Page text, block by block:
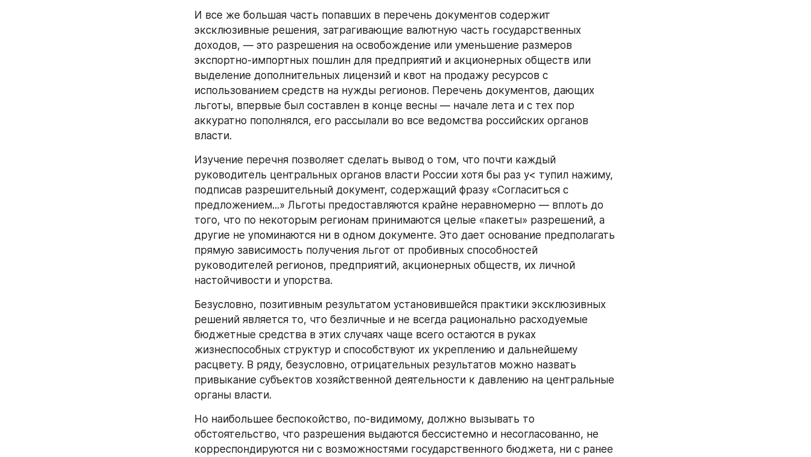
И все же большая часть попавших в перечень документов содержит
эксклюзивные решения, затрагивающие валютную часть государственных
доходов, — это разрешения на освобождение или уменьшение размеров
экспортно-импортных пошлин для предприятий и акционерных обществ или
выделение дополнительных лицензий и квот на продажу ресурсов с
использованием средств на нужды регионов. Перечень документов, дающих
льготы, впервые был составлен в конце весны — начале лета и с тех пор
аккуратно пополнялся, его рассылали во все ведомства российских органов
власти.
Изучение перечня позволяет сделать вывод о том, что почти каждый
руководитель центральных органов власти России хотя бы раз у< тупил нажиму,
подписав разрешительный документ, содержащий фразу «Согласиться с
предложением...» Льготы предоставляются крайне неравномерно — вплоть до
того, что по некоторым регионам принимаются целые «пакеты» разрешений, а
другие не упоминаются ни в одном документе. Это дает основание предполагать
прямую зависимость получения льгот от пробивных способностей
руководителей регионов, предприятий, акционерных обществ, их личной
настойчивости и упорства.
Безусловно, позитивным результатом установившейся практики эксклюзивных
решений является то, что безличные и не всегда рационально расходуемые
бюджетные средства в этих случаях чаще всего остаются в руках
жизнеспособных структур и способствуют их укреплению и дальнейшему
расцвету. В ряду, безусловно, отрицательных результатов можно назвать
привыкание субъектов хозяйственной деятельности к давлению на центральные
органы власти.
Но наибольшее беспокойство, по-видимому, должно вызывать то
обстоятельство, что разрешения выдаются бессистемно и несогласованно, не
корреспондируются ни с возможностями государственного бюджета, ни с ранее